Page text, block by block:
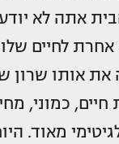
אתה לא
לחיים
את אותו שרון
כמוני,
מאוד.